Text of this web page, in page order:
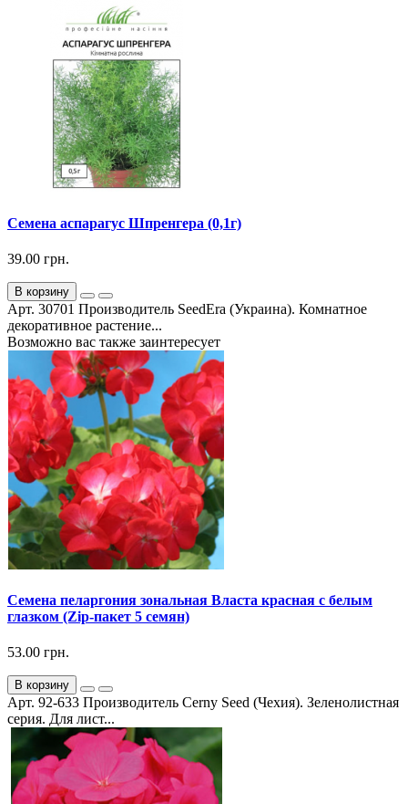
Семена аспарагус Шпренгера (0,1г)
39.00 грн.
В корзину
Арт. 30701 Производитель SeedEra (Украина). Комнатное
декоративное растение...
Возможно вас также заинтересует
Семена пеларгония зональная Власта красная с белым
глазком (Zip-пакет 5 семян)
53.00 грн.
В корзину
Арт. 92-633 Производитель Cerny Seed (Чехия). Зеленолистная
серия. Для лист...